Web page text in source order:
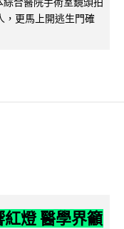
，更馬上開逃生門確
燈 醫學界籲